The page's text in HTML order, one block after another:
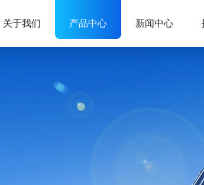
关于我们 产品中心 新闻中心